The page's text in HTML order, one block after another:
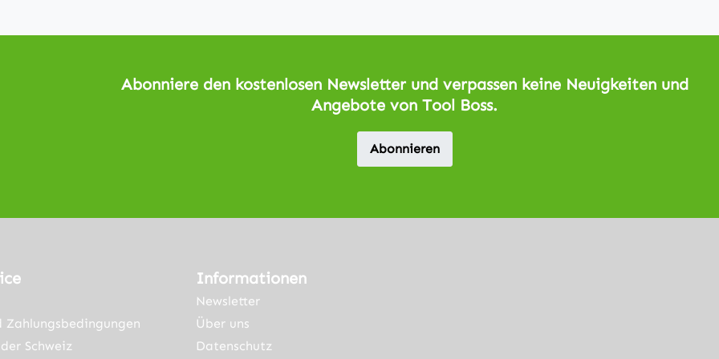
Abonniere den kostenlosen Newsletter und verpassen keine Neuigkeiten und
Angebote von Tool Boss.
Abonnieren
Zahlungsbedingungen
Schweiz
Informationen
Newsletter
Über uns
Datenschutz